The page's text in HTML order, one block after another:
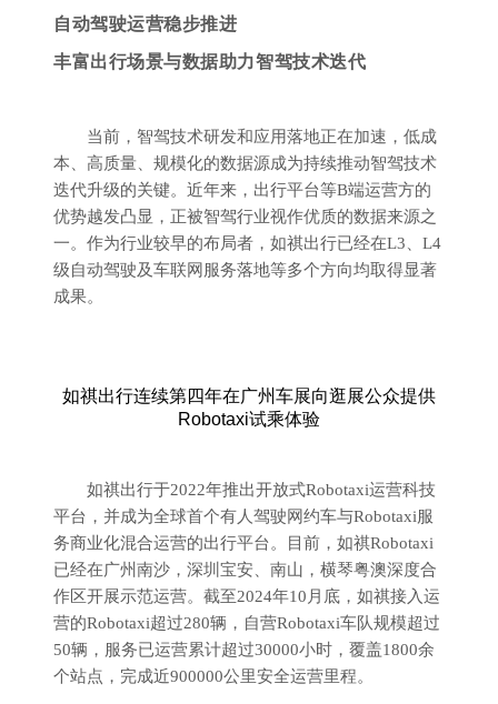
自动驾驶运营稳步推进
丰富出行场景与数据助力智驾技术迭代
当前，智驾技术研发和应用落地正在加速，低成
本、高质量、规模化的数据源成为持续推动智驾技术
迭代升级的关键。近年来，出行平台等B端运营方的
优势越发凸显，正被智驾行业视作优质的数据来源之
一。作为行业较早的布局者，如祺出行已经在L3、L4
级自动驾驶及车联网服务落地等多个方向均取得显著
成果。
如祺出行连续第四年在广州车展向逛展公众提供
Robotaxi试乘体验
如祺出行于2022年推出开放式Robotaxi运营科技
平台，并成为全球首个有人驾驶网约车与Robotaxi服
务商业化混合运营的出行平台。目前，如祺Robotaxi
已经在广州南沙，深圳宝安、南山，横琴粤澳深度合
作区开展示范运营。截至2024年10月底，如祺接入运
营的Robotaxi超过280辆，自营Robotaxi车队规模超过
50辆，服务已运营累计超过30000小时，覆盖1800余
个站点，完成近900000公里安全运营里程。